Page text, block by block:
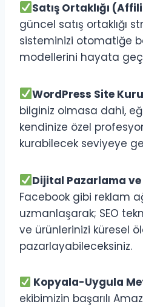
Satış Ortaklığı
güncel satış ortaklığı
sisteminizi otomatiğe
modellerini hayata
WordPress Site
bilginiz olmasa dahi,
kendinize özel
kurabilecek seviyeye
Dijital Pazarlama ve
Facebook gibi reklam
uzmanlaşarak; SEO
ve ürünlerinizi küresel
pazarlayabileceksiniz.
Kopyala-Uygula
ekibimizin başarılı